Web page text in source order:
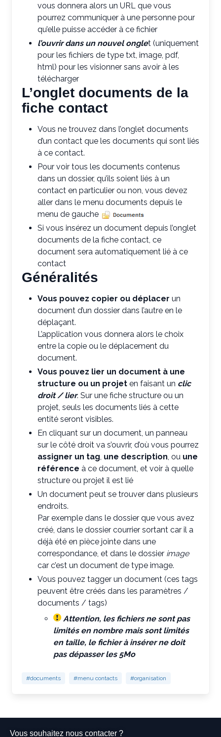
vous donnera alors un URL que vous
pourrez communiquer à une personne pour
qu’elle puisse accéder à ce fichier
l’ouvrir dans un nouvel onglet (uniquement
pour les fichiers de type txt, image, pdf,
html) pour les visionner sans avoir à les
télécharger
L’onglet documents de la
fiche contact
Vous ne trouvez dans l’onglet documents
d’un contact que les documents qui sont liés
à ce contact.
Pour voir tous les documents contenus
dans un dossier, qu’ils soient liés à un
contact en particulier ou non, vous devez
aller dans le menu documents depuis le
menu de gauche
Si vous insérez un document depuis l’onglet
documents de la fiche contact, ce
document sera automatiquement lié à ce
contact
Généralités
Vous pouvez copier ou déplacer un
document d’un dossier dans l’autre en le
déplaçant.
L’application vous donnera alors le choix
entre la copie ou le déplacement du
document.
Vous pouvez lier un document à une
structure ou un projet en faisant un clic
droit / lier. Sur une fiche structure ou un
projet, seuls les documents liés à cette
entité seront visibles.
En cliquant sur un document, un panneau
sur le côté droit va s’ouvrir, d’où vous pourrez
assigner un tag, une description, ou une
référence à ce document, et voir à quelle
structure ou projet il est lié
Un document peut se trouver dans plusieurs
endroits.
Par exemple dans le dossier que vous avez
créé, dans le dossier courrier sortant car il a
déjà été en pièce jointe dans une
correspondance, et dans le dossier image
car c’est un document de type image.
Vous pouvez tagger un document (ces tags
peuvent être créés dans les paramètres /
documents / tags)
Attention, les fichiers ne sont pas
limités en nombre mais sont limités
en taille, le fichier à insérer ne doit
pas dépasser les 5Mo
#documents #menu contacts #organisation
Vous souhaitez nous contacter ?